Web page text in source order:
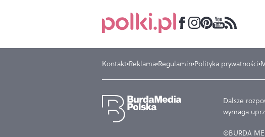
Kontakt Reklama Regulamin Polityka prywatności
Dalsze
wymaga
©BURDA